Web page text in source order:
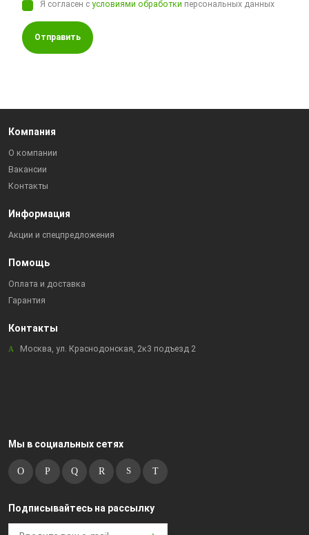
Я согласен сусловиями обработки персональных данных
Отправить
Компания
О компании
Вакансии
Контакты
Информация
Акции и спецпредложения
Помощь
Оплата и доставка
Гарантия
Контакты
Москва, ул. Краснодонская, 2к3 подъезд 2
Мы в социальных сетях
Подписывайтесь на рассылку